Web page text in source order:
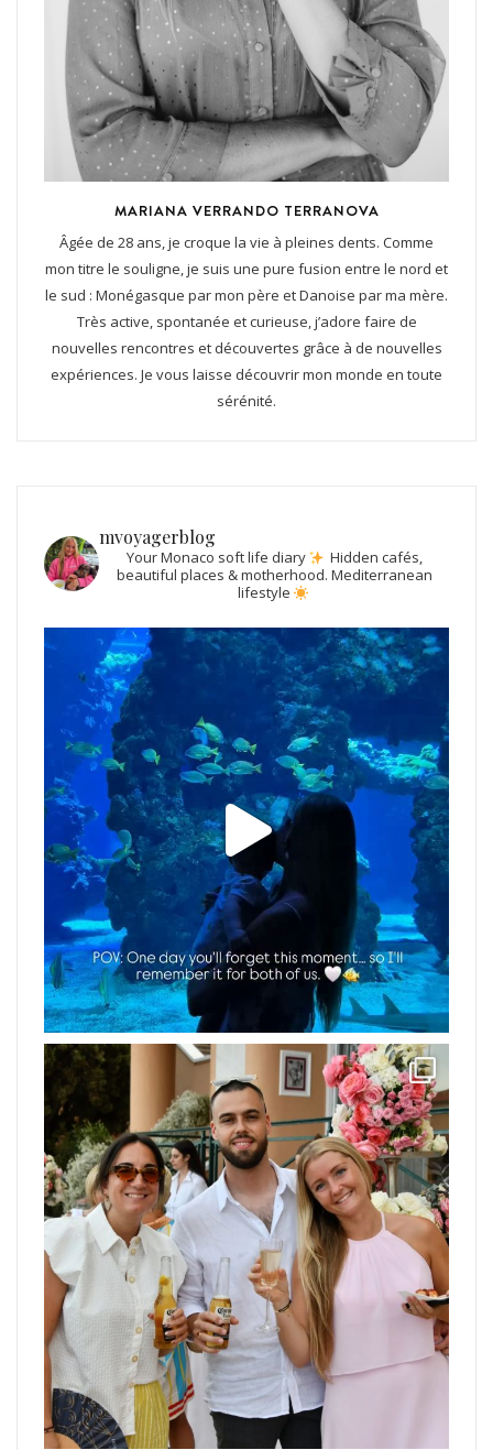
MARIANA VERRANDO TERRANOVA
Âgée de 28 ans, je croque la vie à pleines dents. Comme
mon titre le souligne, je suis une pure fusion entre le nord et
le sud : Monégasque par mon père et Danoise par ma mère.
Très active, spontanée et curieuse, j’adore faire de
nouvelles rencontres et découvertes grâce à de nouvelles
expériences. Je vous laisse découvrir mon monde en toute
sérénité.
mvoyagerblog
Your Monaco soft life diary
Hidden cafés,
beautiful places & motherhood. Mediterranean
lifestyle